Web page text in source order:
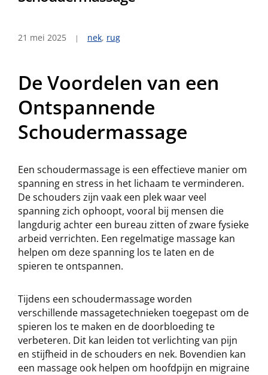
21 mei 2025 nek, rug
De Voordelen van een
Ontspannende
Schoudermassage
Een schoudermassage is een effectieve manier om
spanning en stress in het lichaam te verminderen.
De schouders zijn vaak een plek waar veel
spanning zich ophoopt, vooral bij mensen die
langdurig achter een bureau zitten of zware fysieke
arbeid verrichten. Een regelmatige massage kan
helpen om deze spanning los te laten en de
spieren te ontspannen.
Tijdens een schoudermassage worden
verschillende massagetechnieken toegepast om de
spieren los te maken en de doorbloeding te
verbeteren. Dit kan leiden tot verlichting van pijn
en stijfheid in de schouders en nek. Bovendien kan
een massage ook helpen om hoofdpijn en migraine